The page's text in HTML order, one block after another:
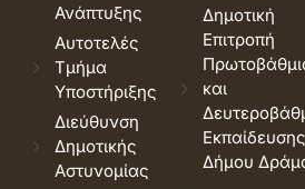
Ανάπτυξης
Αυτοτελές
Τμήμα
Υποστήριξης
Διεύθυνση
Δημοτικής
Αστυνομίας
Δημοτική
Επιτροπή
και
Εκπαίδευσης
Δήμου